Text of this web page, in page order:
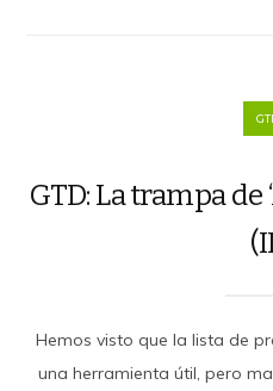
GTD: La trampa de
Hemos visto que la lista de
una herramienta útil, pero